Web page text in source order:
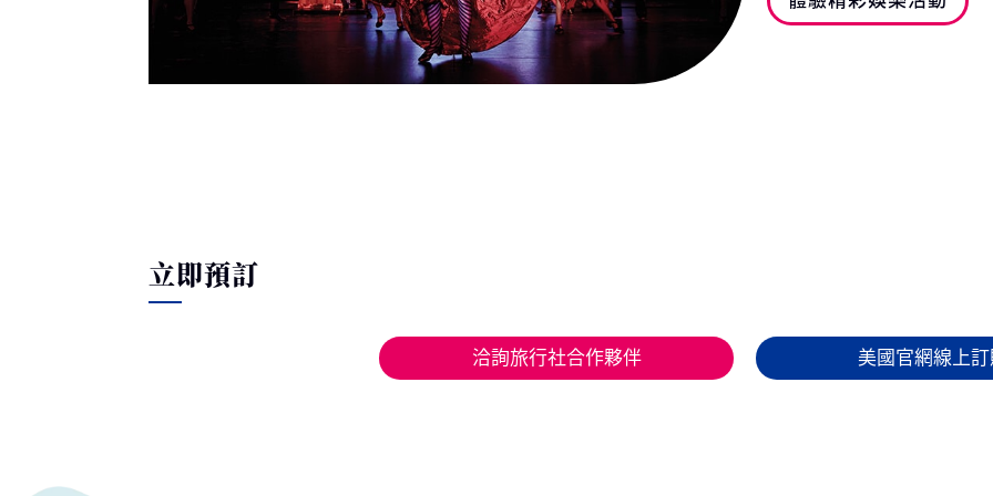
立即預訂
洽詢旅行社合作夥伴 美國官網線上